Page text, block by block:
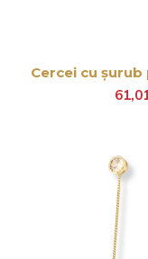
Cercei cu șurub